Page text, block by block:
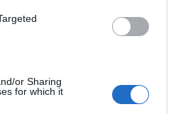
or Sharing
for which it
sia la trazione che tutta la
da paesi molto in pendenza